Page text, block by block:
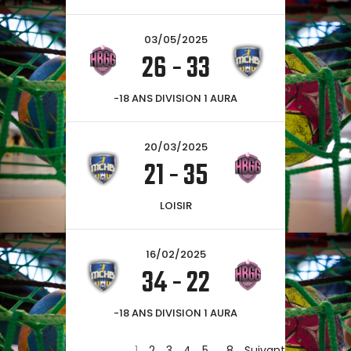
03/05/2025
26-33
-18 ANS DIVISION 1 AURA
20/03/2025
21-35
LOISIR
16/02/2025
34-22
-18 ANS DIVISION 1 AURA